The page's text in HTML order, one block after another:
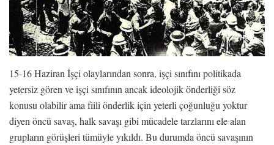
15-16 Haziran İşçi olaylarından sonra, işçi sınıfını politikada
yetersiz gören ve işçi sınıfının ancak ideolojik önderliği söz
konusu olabilir ama fiili önderlik için yeterli çoğunluğu yoktur
diyen öncü savaş, halk savaşı gibi mücadele tarzlarını ele alan
grupların görüşleri tümüyle yıkıldı. Bu durumda öncü savaşının